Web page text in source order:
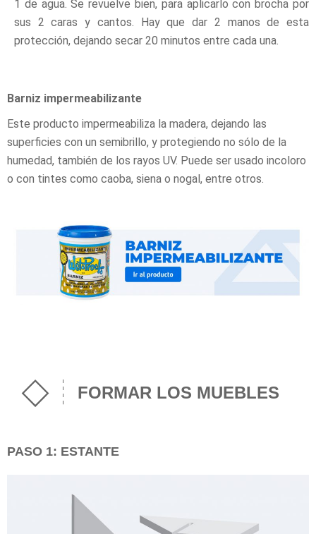
1 de agua. Se revuelve bien, para aplicarlo con brocha por
sus 2 caras y cantos. Hay que dar 2 manos de esta
protección, dejando secar 20 minutos entre cada una.
Barniz impermeabilizante
Este producto impermeabiliza la madera, dejando las
superficies con un semibrillo, y protegiendo no sólo de la
humedad, también de los rayos UV. Puede ser usado incoloro
o con tintes como caoba, siena o nogal, entre otros.
FORMAR LOS MUEBLES
PASO 1: ESTANTE